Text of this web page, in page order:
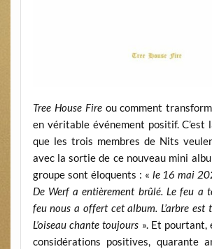
Tree House Fireou comment
en véritable événement positif. C’est
que les trois membres de Nits
avec la sortie de ce nouveau mini
groupe sont éloquents : « le 16 mai
De Werf a entièrement brûlé. Le feu a
feu nous a offert cet album. L’arbre est
L’oiseau chante toujours ». Et pourtant,
considérations positives, quarante